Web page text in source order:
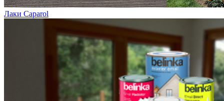
Лаки Caparol